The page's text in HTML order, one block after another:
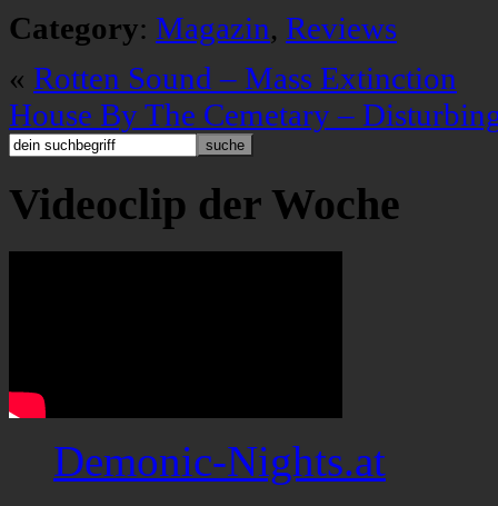
Category: Magazin, Reviews
« Rotten Sound – Mass Extinction
House By The Cemetary –
Videoclip der Woche
Demonic-Nights.at